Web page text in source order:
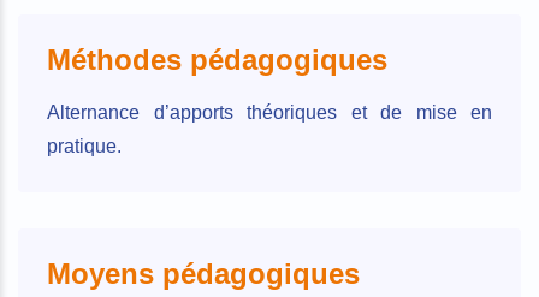
Méthodes pédagogiques
Alternance d’apports théoriques et de mise en
pratique.
Moyens pédagogiques